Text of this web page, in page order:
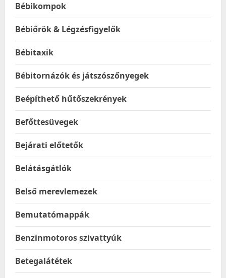
Bébikompok
Bébiőrök & Légzésfigyelők
Bébitaxik
Bébitornázók és játszószőnyegek
Beépíthető hűtőszekrények
Befőttesüvegek
Bejárati előtetők
Belátásgátlók
Belső merevlemezek
Bemutatómappák
Benzinmotoros szivattyúk
Betegalátétek